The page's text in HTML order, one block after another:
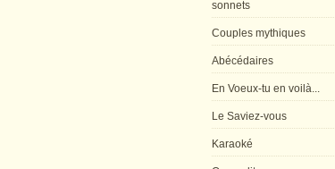
sonnets
Couples mythiques
Abécédaires
En Voeux-tu en voilà...
Le Saviez-vous
Karaoké